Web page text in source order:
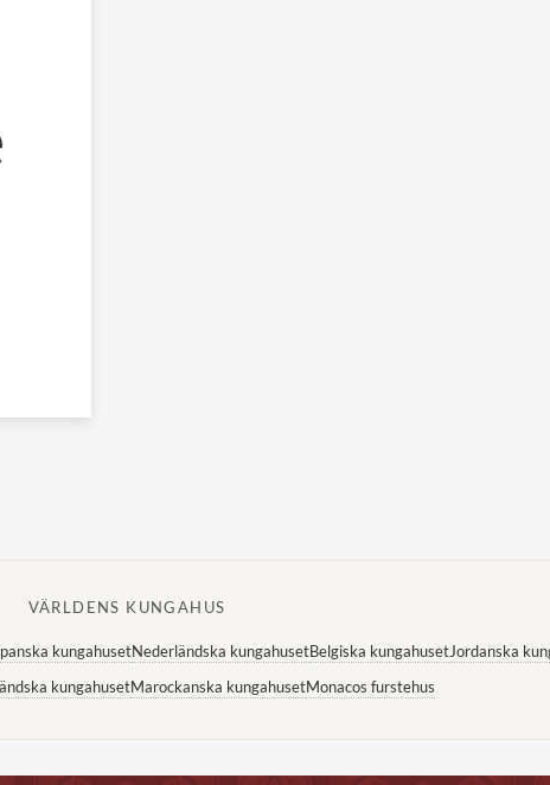
VÄRLDENS KUNGAHUS
kungahusetNederländska kungahusetBelgiska kungahusetJordanska
kungahusetMarockanska kungahusetMonacos furstehus